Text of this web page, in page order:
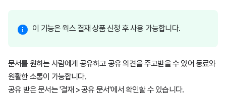
이 기능은 웍스 결재 상품 신청 후 사용 가능합니다.
문서를 원하는 사람에게 공유하고 공유 의견을 주고받을 수 있어 동료와
원활한 소통이 가능합니다.
공유 받은 문서는 '결재 > 공유 문서'에서 확인할 수 있습니다.